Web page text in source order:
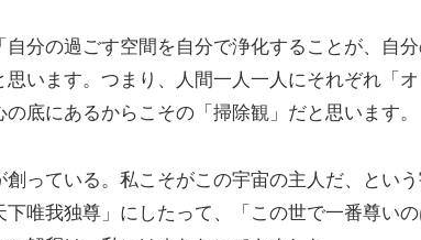
分の過ごす空間を自分で浄化することが、自
います。つまり、人間一人一人にそれぞれ「
底にあるからこその「掃除観」だと思います。
っている。私こそがこの宇宙の主人だ、とい
唯我独尊」にしたって、「この世で一番尊い